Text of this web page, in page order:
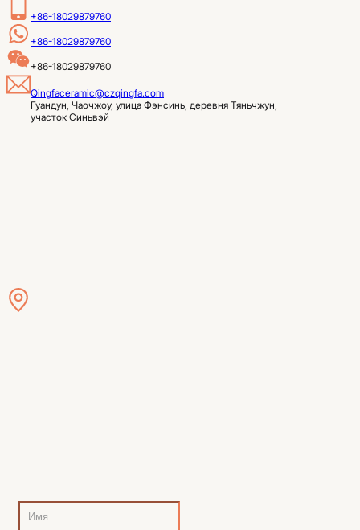
+86-18029879760
+86-18029879760
+86-18029879760
Qingfaceramic@czqingfa.com
Гуандун, Чаочжоу, улица Фэнсинь, деревня Тяньчжун,
участок Синьвэй